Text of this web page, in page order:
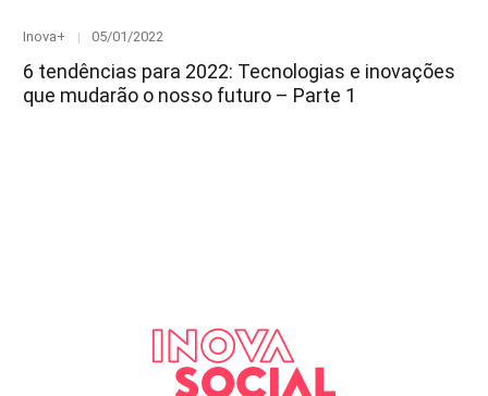
Category
Inova+
Posted
05/01/2022
6 tendências para 2022: Tecnologias e inovações
que mudarão o nosso futuro – Parte 1